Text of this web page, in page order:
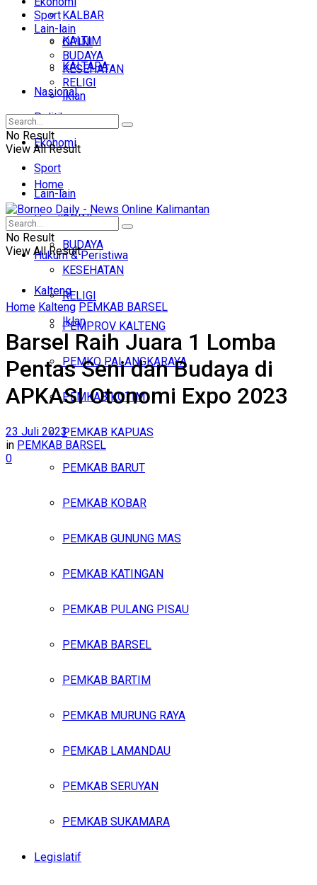
KALBAR
KALTIM
KALTARA
Nasional
Politik
Ekonomi
Sport
Lain-lain
OPINI
BUDAYA
KESEHATAN
RELIGI
Iklan
Minggu, Agustus 9, 2026
Sport
Lain-lain
OPINI
BUDAYA
KESEHATAN
RELIGI
Iklan
No Result
View All Result
Home
Headline
Hukum & Peristiwa
Kalteng
PEMPROV KALTENG
PEMKO PALANGKARAYA
PEMKAB KOTIM
PEMKAB KAPUAS
PEMKAB BARUT
PEMKAB KOBAR
PEMKAB GUNUNG MAS
PEMKAB KATINGAN
PEMKAB PULANG PISAU
PEMKAB BARSEL
PEMKAB BARTIM
PEMKAB MURUNG RAYA
PEMKAB LAMANDAU
PEMKAB SERUYAN
PEMKAB SUKAMARA
Legislatif
No Result
View All Result
Home Kalteng PEMKAB BARSEL
Barsel Raih Juara 1 Lomba
Pentas Seni dan Budaya di
APKASI Otonomi Expo 2023
23 Juli 2023
in PEMKAB BARSEL
0